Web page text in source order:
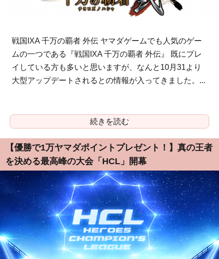
戦国IXA 千万の覇者 外伝 ヤマダゲームでも人気のゲー
ムの一つである『戦国IXA 千万の覇者 外伝』 既にプレ
イしている方も多いと思いますが、なんと10月31より
大型アップデートされるとの情報が入ってきました。...
続きを読む
【優勝で1万ヤマダポイントプレゼント！】真の王者
を決める最高峰の大会「HCL」開幕